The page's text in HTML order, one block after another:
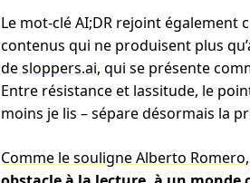
Le mot-clé AI;DR rejoint également
contenus qui ne produisent plus
desloppers.ai, qui se présente
Entre résistance et lassitude, le
moins je lis – sépare désormais la
Comme le souligne Alberto Romero,